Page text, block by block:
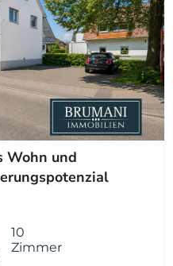
Wohn und
10
Zimmer